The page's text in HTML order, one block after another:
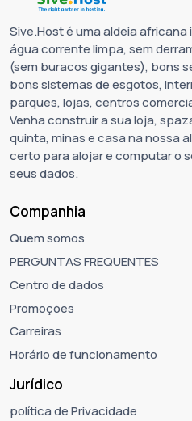
Sive.Host é uma aldeia
água corrente limpa, sem
(sem buracos gigantes), bons
bons sistemas de esgotos,
parques, lojas, centros
Venha construir a sua loja,
quinta, minas e casa na nossa
certo para alojar e computar o
seus dados.
Companhia
Quem somos
PERGUNTAS FREQUENTES
Centro de dados
Promoções
Carreiras
Horário de funcionamento
Jurídico
política de Privacidade